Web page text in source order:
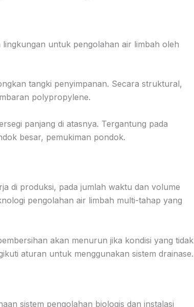
untuk pengolahan air limbah oleh
tangki penyimpanan. Secara struktural,
polypropylene.
panjang di atasnya. Tergantung pada
besar, pemukiman pondok.
di produksi, pada jumlah waktu dan volume
pengolahan air limbah multi-tahap yang
akan menurun jika kondisi yang tidak
aturan untuk menggunakan sistem drainase.
sistem pengolahan biologis dan instalasi